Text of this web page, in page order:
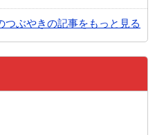
つぶやきの記事をもっと見る